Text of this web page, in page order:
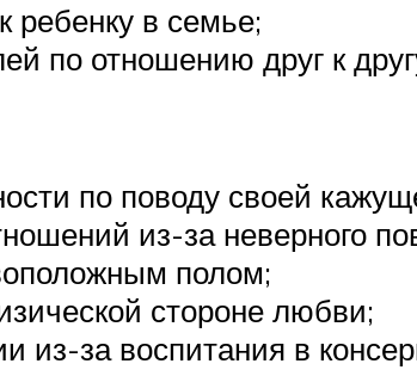
ребенку в семье;
по отношению друг к
по поводу своей
из-за неверного
полом;
стороне любви;
из-за воспитания в